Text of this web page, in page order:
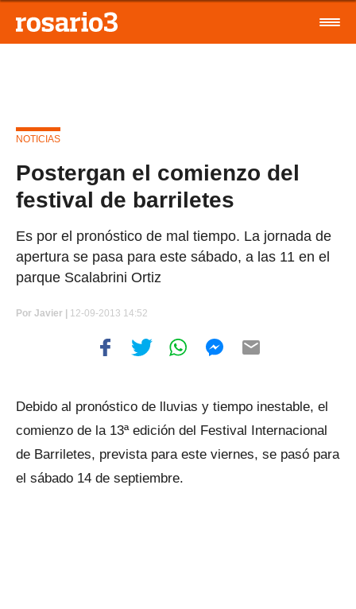
NOTICIAS
Postergan el comienzo del
festival de barriletes
Es por el pronóstico de mal tiempo. La jornada de
apertura se pasa para este sábado, a las 11 en el
parque Scalabrini Ortiz
Por Javier | 12-09-2013 14:52
Debido al pronóstico de lluvias y tiempo inestable, el
comienzo de la 13ª edición del Festival Internacional
de Barriletes, prevista para este viernes, se pasó para
el sábado 14 de septiembre.